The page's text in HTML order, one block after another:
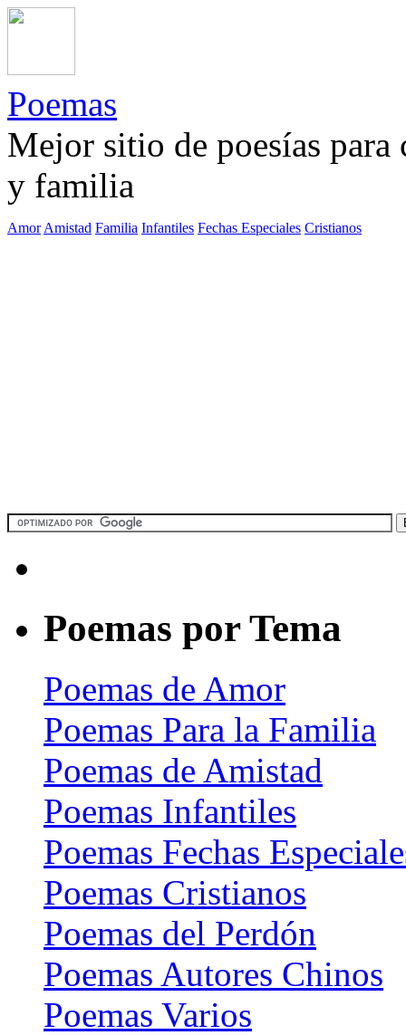
Poemas
Mejor sitio de poesías
y familia
Amor Amistad Familia Infantiles Fechas Especiales Cristianos
Poemas por Tema
Poemas de Amor
Poemas Para la Familia
Poemas de Amistad
Poemas Infantiles
Poemas Fechas
Poemas Cristianos
Poemas del Perdón
Poemas Autores Chinos
Poemas Varios